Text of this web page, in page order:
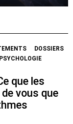
DOSSIERS
PSYCHOLOGIE
que les
vous que